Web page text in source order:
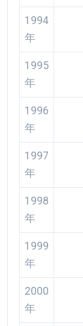
1994
年
1995
年
1996
年
1997
年
1998
年
1999
年
2000
年